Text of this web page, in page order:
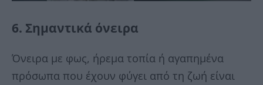
6. Σημαντικά όνειρα
Όνειρα με φως, ήρεμα τοπία ή αγαπημένα
πρόσωπα που έχουν φύγει από τη ζωή είναι